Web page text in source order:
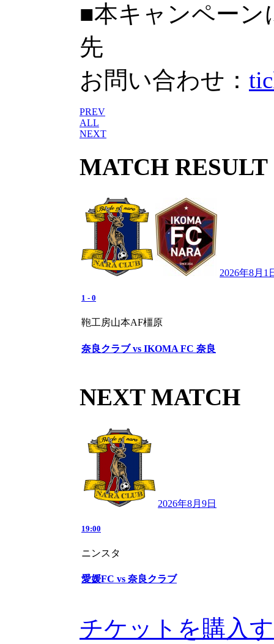
■本キャンペーン
先
お問い合わせ：
PREV
ALL
NEXT
MATCH RESULT
2026年8月1
1 - 0
鞄工房山本AF橿原
奈良クラブ vs IKOMA FC 奈良
NEXT MATCH
2026年8月9日
19:00
ニンスタ
愛媛FC vs 奈良クラブ
チケットを購入